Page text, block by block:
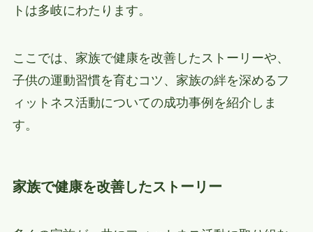
トは多岐にわたります。
ここでは、家族で健康を改善したストーリーや、
子供の運動習慣を育むコツ、家族の絆を深めるフ
ィットネス活動についての成功事例を紹介しま
す。
家族で健康を改善したストーリー